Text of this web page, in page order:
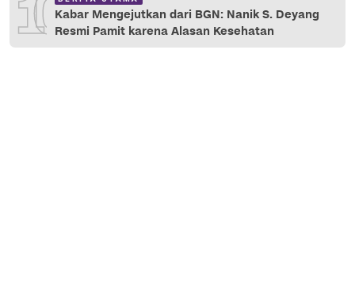
10 Kabar Mengejutkan dari BGN: Nanik S. Deyang
Resmi Pamit karena Alasan Kesehatan